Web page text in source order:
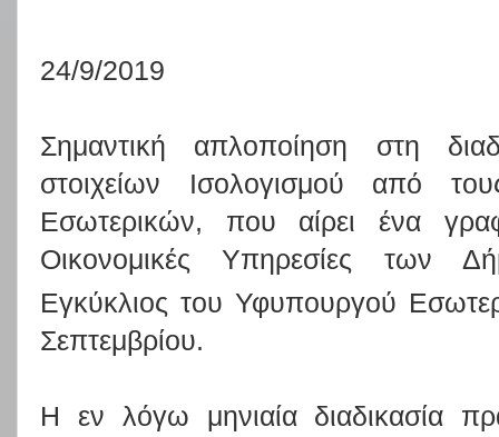
24/9/2019
Σημαντική απλοποίηση στη
στοιχείων Ισολογισμού από
Εσωτερικών, που αίρει ένα
Οικονομικές Υπηρεσίες των
Εγκύκλιος του Υφυπουργού
Σεπτεμβρίου.
Η εν λόγω μηνιαία διαδικασία